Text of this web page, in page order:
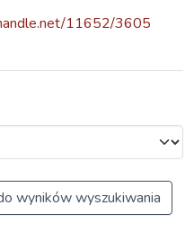
11652/3605
wyników wyszukiwania